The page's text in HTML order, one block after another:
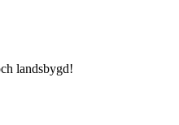
landsbygd!